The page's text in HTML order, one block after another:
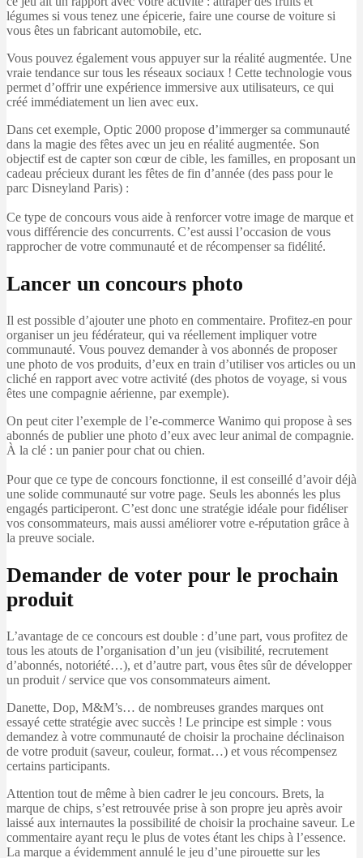
légumes si vous tenez une épicerie, faire une course de voiture si
vous êtes un fabricant automobile, etc.
Vous pouvez également vous appuyer sur la réalité augmentée. Une
vraie tendance sur tous les réseaux sociaux ! Cette technologie vous
permet d’offrir une expérience immersive aux utilisateurs, ce qui
créé immédiatement un lien avec eux.
Dans cet exemple, Optic 2000 propose d’immerger sa communauté
dans la magie des fêtes avec un jeu en réalité augmentée. Son
objectif est de capter son cœur de cible, les familles, en proposant un
cadeau précieux durant les fêtes de fin d’année (des pass pour le
parc Disneyland Paris) :
Ce type de concours vous aide à renforcer votre image de marque et
vous différencie des concurrents. C’est aussi l’occasion de vous
rapprocher de votre communauté et de récompenser sa fidélité.
Lancer un concours photo
Il est possible d’ajouter une photo en commentaire. Profitez-en pour
organiser un jeu fédérateur, qui va réellement impliquer votre
communauté. Vous pouvez demander à vos abonnés de proposer
une photo de vos produits, d’eux en train d’utiliser vos articles ou un
cliché en rapport avec votre activité (des photos de voyage, si vous
êtes une compagnie aérienne, par exemple).
On peut citer l’exemple de l’e-commerce Wanimo qui propose à ses
abonnés de publier une photo d’eux avec leur animal de compagnie.
À la clé : un panier pour chat ou chien.
Pour que ce type de concours fonctionne, il est conseillé d’avoir déjà
une solide communauté sur votre page. Seuls les abonnés les plus
engagés participeront. C’est donc une stratégie idéale pour fidéliser
vos consommateurs, mais aussi améliorer votre e-réputation grâce à
la preuve sociale.
Demander de voter pour le prochain
produit
L’avantage de ce concours est double : d’une part, vous profitez de
tous les atouts de l’organisation d’un jeu (visibilité, recrutement
d’abonnés, notoriété…), et d’autre part, vous êtes sûr de développer
un produit / service que vos consommateurs aiment.
Danette, Dop, M&M’s… de nombreuses grandes marques ont
essayé cette stratégie avec succès ! Le principe est simple : vous
demandez à votre communauté de choisir la prochaine déclinaison
de votre produit (saveur, couleur, format…) et vous récompensez
certains participants.
Attention tout de même à bien cadrer le jeu concours. Brets, la
marque de chips, s’est retrouvée prise à son propre jeu après avoir
laissé aux internautes la possibilité de choisir la prochaine saveur. Le
commentaire ayant reçu le plus de votes étant les chips à l’essence.
La marque a évidemment annulé le jeu d’une pirouette sur les